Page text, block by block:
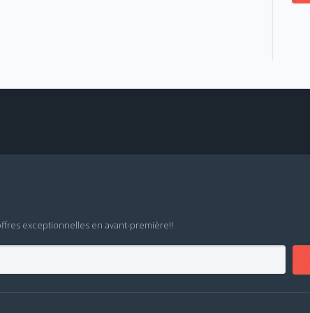
exceptionnelles en avant-première!!